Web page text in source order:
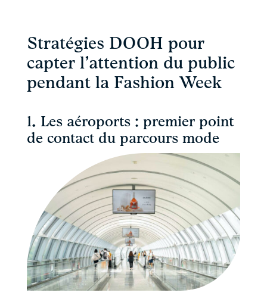
Stratégies DOOH pour
capter l’attention du public
pendant la Fashion Week
1. Les aéroports : premier point
de contact du parcours mode